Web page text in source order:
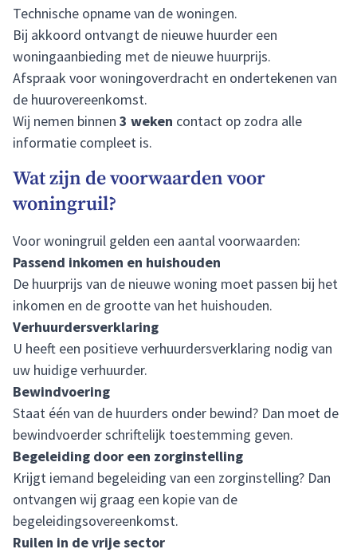
Technische opname van de woningen.
Bij akkoord ontvangt de nieuwe huurder een
woningaanbieding met de nieuwe huurprijs.
Afspraak voor woningoverdracht en ondertekenen van
de huurovereenkomst.
Wij nemen binnen 3 weken contact op zodra alle
informatie compleet is.
Wat zijn de voorwaarden voor
woningruil?
Voor woningruil gelden een aantal voorwaarden:
Passend inkomen en huishouden
De huurprijs van de nieuwe woning moet passen bij het
inkomen en de grootte van het huishouden.
Verhuurdersverklaring
U heeft een positieve verhuurdersverklaring nodig van
uw huidige verhuurder.
Bewindvoering
Staat één van de huurders onder bewind? Dan moet de
bewindvoerder schriftelijk toestemming geven.
Begeleiding door een zorginstelling
Krijgt iemand begeleiding van een zorginstelling? Dan
ontvangen wij graag een kopie van de
begeleidingsovereenkomst.
Ruilen in de vrije sector